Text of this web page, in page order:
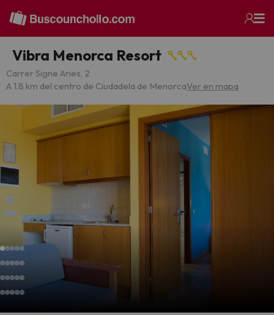
Vibra Menorca Resort
Carrer Signe Aries, 2
A 1.8 km del centro de Ciudadela de MenorcaVer en mapa